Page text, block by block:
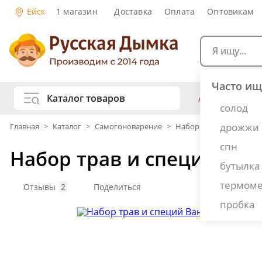
Ейск 1 магазин Доставка Оплата Оптовикам
Часто
солод
дрожжи
спн
бутылка
пробка
Каталог товаров
Копчение и колбасы
Консервирование
Дубовые бочки и кадки
АКЦИИ
Виски
Ром
Наливки и
Главная > Каталог > Самогоноварение > Наборы для настоек
Набор трав и специй
Отзывы 2 Поделиться